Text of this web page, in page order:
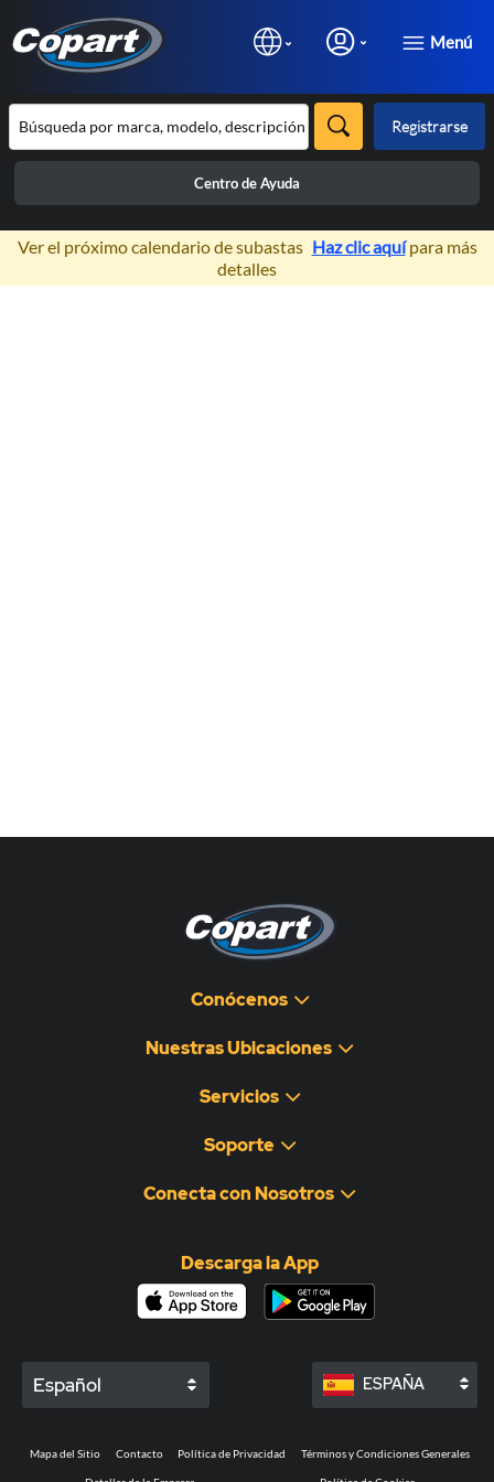
Menú
Registrarse
Centro de Ayuda
×
Ver el próximo calendario de subastas Haz clic aquípara más
detalles
Conócenos
Nuestras Ubicaciones
Servicios
Soporte
Conecta con Nosotros
Descarga la App
Español ESPAÑA
Mapa del Sitio Contacto Política de Privacidad Términos y Condiciones Generales